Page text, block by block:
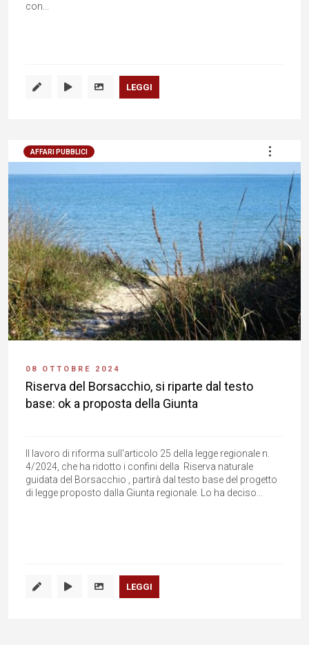
con...
LEGGI
AFFARI PUBBLICI
08 OTTOBRE 2024
Riserva del Borsacchio, si riparte dal testo
base: ok a proposta della Giunta
Il lavoro di riforma sull'articolo 25 della legge regionale n.
4/2024, che ha ridotto i confini della Riserva naturale
guidata del Borsacchio , partirà dal testo base del progetto
di legge proposto dalla Giunta regionale. Lo ha deciso...
LEGGI